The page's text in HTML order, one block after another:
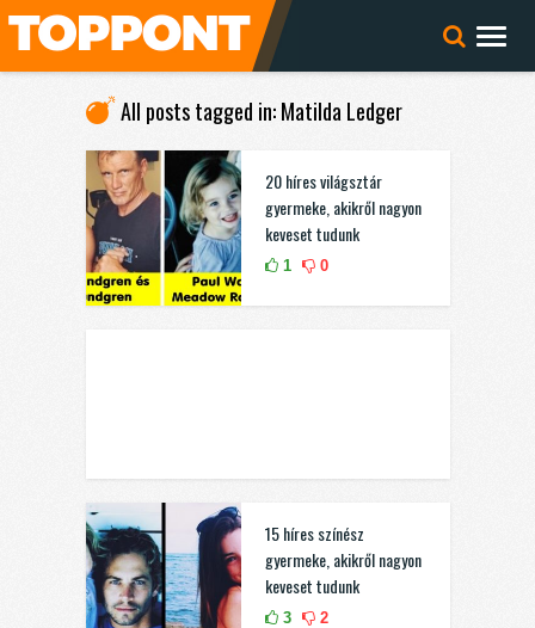
All posts tagged in: Matilda Ledger
20 híres világsztár
gyermeke, akikről nagyon
keveset tudunk
1 0
15 híres színész
gyermeke, akikről nagyon
keveset tudunk
3 2